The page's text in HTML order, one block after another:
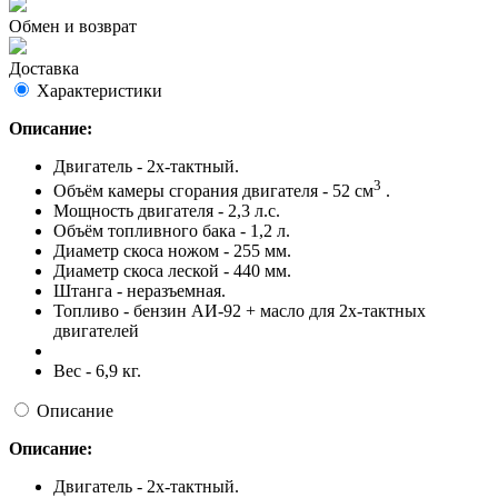
Обмен и возврат
Доставка
Характеристики
Описание:
Двигатель - 2х-тактный.
Объём камеры сгорания двигателя - 52 см3 .
Мощность двигателя - 2,3 л.с.
Объём топливного бака - 1,2 л.
Диаметр скоса ножом - 255 мм.
Диаметр скоса леской - 440 мм.
Штанга - неразъемная.
Топливо - бензин АИ-92 + масло для 2х-тактных
двигателей
Вес - 6,9 кг.
Описание
Описание:
Двигатель - 2х-тактный.